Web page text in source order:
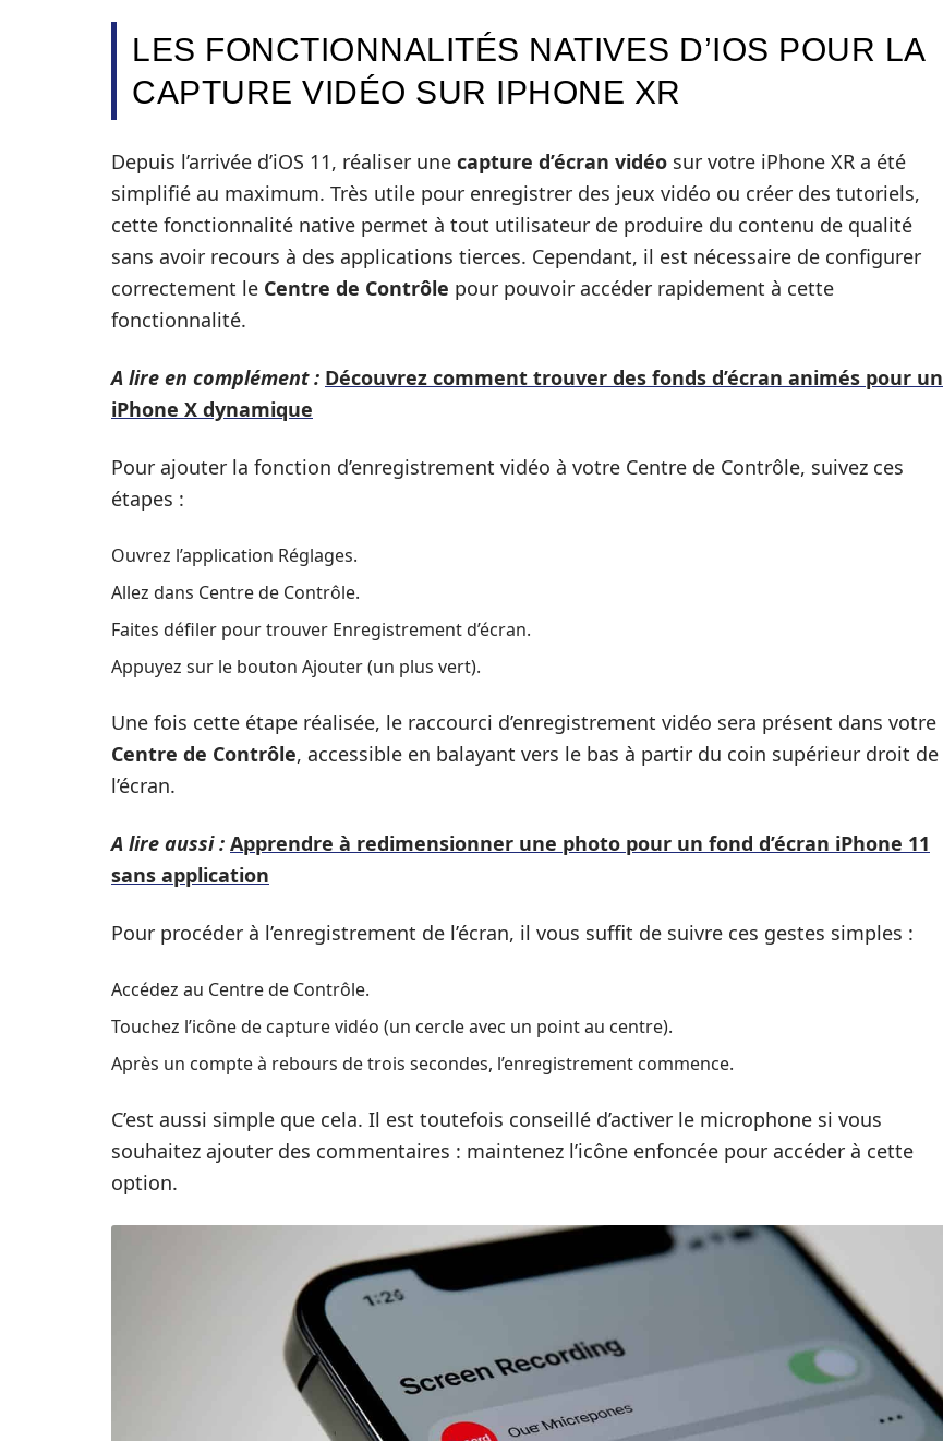
LES FONCTIONNALITÉS NATIVES D’IOS POUR LA
CAPTURE VIDÉO SUR IPHONE XR
Depuis l’arrivée d’iOS 11, réaliser une capture d’écran vidéo sur votre iPhone XR a été
simplifié au maximum. Très utile pour enregistrer des jeux vidéo ou créer des tutoriels,
cette fonctionnalité native permet à tout utilisateur de produire du contenu de qualité
sans avoir recours à des applications tierces. Cependant, il est nécessaire de configurer
correctement le Centre de Contrôle pour pouvoir accéder rapidement à cette
fonctionnalité.
A lire en complément : Découvrez comment trouver des fonds d’écran animés pour un
iPhone X dynamique
Pour ajouter la fonction d’enregistrement vidéo à votre Centre de Contrôle, suivez ces
étapes :
Ouvrez l’application Réglages.
Allez dans Centre de Contrôle.
Faites défiler pour trouver Enregistrement d’écran.
Appuyez sur le bouton Ajouter (un plus vert).
Une fois cette étape réalisée, le raccourci d’enregistrement vidéo sera présent dans votre
Centre de Contrôle, accessible en balayant vers le bas à partir du coin supérieur droit de
l’écran.
A lire aussi : Apprendre à redimensionner une photo pour un fond d’écran iPhone 11
sans application
Pour procéder à l’enregistrement de l’écran, il vous suffit de suivre ces gestes simples :
Accédez au Centre de Contrôle.
Touchez l’icône de capture vidéo (un cercle avec un point au centre).
Après un compte à rebours de trois secondes, l’enregistrement commence.
C’est aussi simple que cela. Il est toutefois conseillé d’activer le microphone si vous
souhaitez ajouter des commentaires : maintenez l’icône enfoncée pour accéder à cette
option.